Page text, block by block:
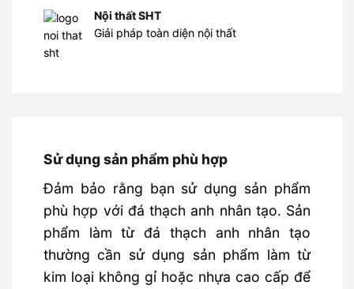
Nội thất SHT
Giải pháp toàn diện nội thất
Sử dụng sản phẩm phù hợp
Đảm bảo rằng bạn sử dụng sản phẩm
phù hợp với đá thạch anh nhân tạo. Sản
phẩm làm từ đá thạch anh nhân tạo
thường cần sử dụng sản phẩm làm từ
kim loại không gỉ hoặc nhựa cao cấp để